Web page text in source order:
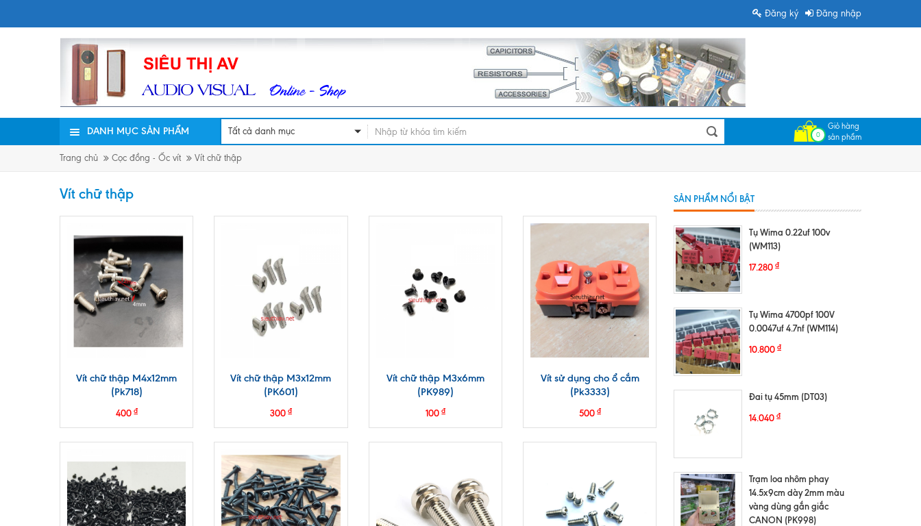
Đăng ký Đăng nhập
DANH MỤC SẢN PHẨM
Giỏ hàng
sản phẩm
0
Trang chủ Cọc đồng - Ốc vít Vít chữ thập
Vít chữ thập
Vít chữ thập M4x12mm
(Pk718)
400 ₫
Vít chữ thập M3x12mm
(PK601)
300 ₫
Vít chữ thập M3x6mm
(PK989)
100 ₫
Vít sử dụng cho ổ cắm
(Pk3333)
500 ₫
SẢN PHẨM NỔI BẬT
Tụ Wima 0.22uf 100v
(WM113)
17.280₫
Tụ Wima 4700pf 100V
0.0047uf 4.7nf (WM114)
10.800₫
Đai tụ 45mm (DT03)
14.040₫
Trạm loa nhôm phay
14.5x9cm dày 2mm màu
vàng dùng gắn giắc
CANON (PK998)